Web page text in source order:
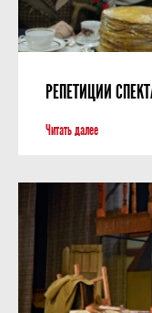
РЕПЕТИЦИИ
Читать далее